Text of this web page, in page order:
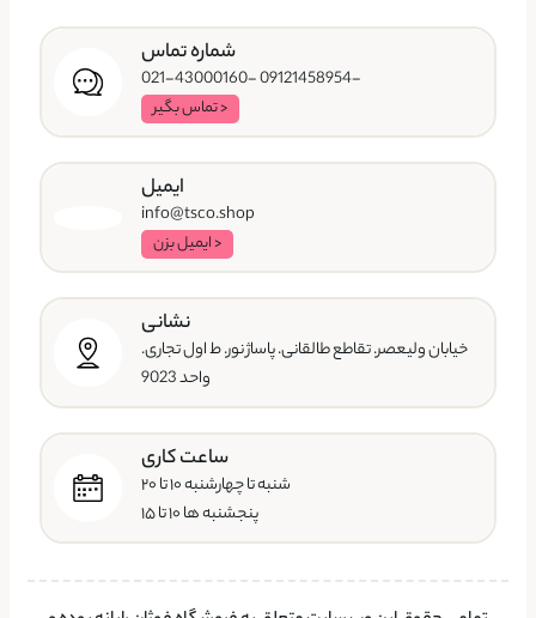
شماره تماس
-09121458954 -021-43000160
< تماس بگیر
ایمیل
info@tsco.shop
< ایمیل بزن
نشانی
خیابان ولیعصر. تقاطع طالقانی. پاساژ نور. ط اول تجاری.
واحد 9023
ساعت کاری
شنبه تا چهارشنبه ۱۰ تا ۲۰
پنجشنبه ها ۱۰ تا ۱۵